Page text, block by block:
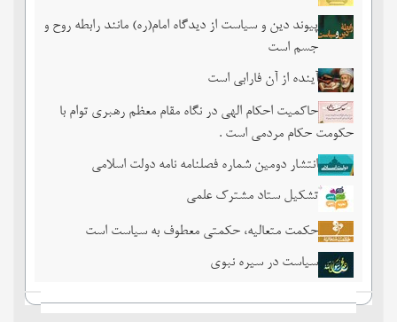
پیوند دین و سیاست از دیدگاه امام(ره) مانند رابطه روح و
جسم است
آینده از آن فارابی است
حاکمیت احکام الهی در نگاه مقام معظم رهبری توام با
حکومت حکام مردمی است .
انتشار دومین شماره فصلنامه نامه دولت اسلامی
تشکیل ستاد مشترک علمی
حکمت متعالیه، حکمتی معطوف به سیاست است
سیاست در سیره نبوی